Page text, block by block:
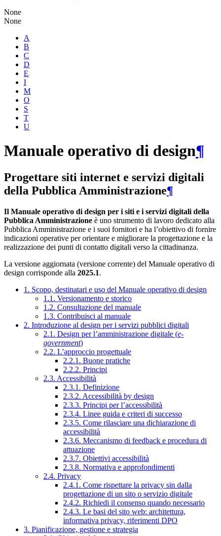
None
None
A
B
C
D
E
I
M
O
S
T
U
Manuale operativo di design¶
Progettare siti internet e servizi digitali
della Pubblica Amministrazione¶
Il Manuale operativo di design per i siti e i servizi digitali della
Pubblica Amministrazione è uno strumento di lavoro dedicato alla
Pubblica Amministrazione e i suoi fornitori e ha l’obiettivo di fornire
indicazioni operative per orientare e migliorare la progettazione e la
realizzazione dei punti di contatto digitali verso la cittadinanza.
La versione aggiornata (versione corrente) del Manuale operativo di
design corrisponde alla 2025.1.
1. Scopo, destinatari e uso del Manuale operativo di design
1.1. Versionamento e storico
1.2. Consultazione del manuale
1.3. Contribuisci al manuale
2. Introduzione al design per i servizi pubblici digitali
2.1. Design per l’amministrazione digitale (e-
government)
2.2. L’approccio progettuale
2.2.1. Buone pratiche
2.2.2. Principi
2.3. Accessibilità
2.3.1. Definizione
2.3.2. Accessibilità by design
2.3.3. Principi per l’accessibilità
2.3.4. Linee guida e criteri di successo
2.3.5. Come rilasciare una dichiarazione di
accessibilità
2.3.6. Meccanismo di feedback e procedura di
attuazione
2.3.7. Obiettivi accessibilità
2.3.8. Normativa e approfondimenti
2.4. Privacy
2.4.1. Come rispettare la privacy sin dalla
progettazione di un sito o servizio digitale
2.4.2. Richiedi il consenso quando necessario
2.4.3. Le basi del sito web: architettura,
informativa privacy, riferimenti DPO
3. Pianificazione, gestione e strategia